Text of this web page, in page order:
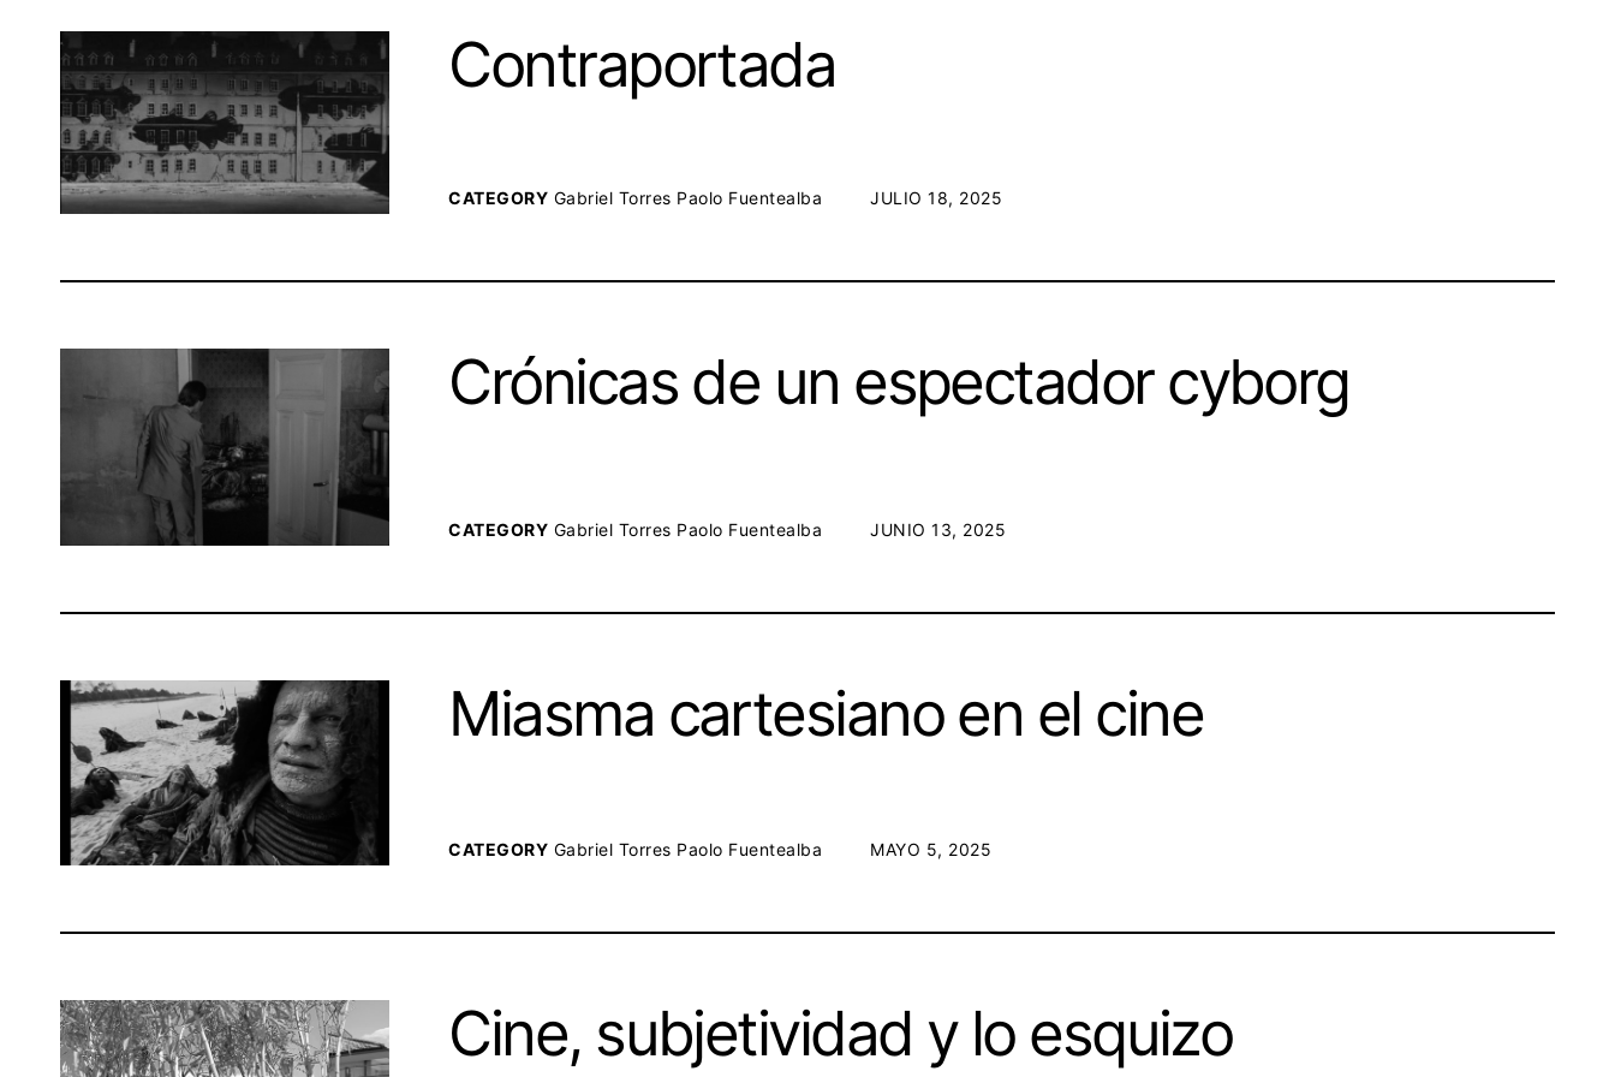
Contraportada
CATEGORY Gabriel Torres Paolo Fuentealba POSTED ON:
JULIO 18, 2025
Crónicas de un espectador cyborg
CATEGORY Gabriel Torres Paolo Fuentealba POSTED ON:
JUNIO 13, 2025
Miasma cartesiano en el cine
CATEGORY Gabriel Torres Paolo Fuentealba POSTED ON:
MAYO 5, 2025
Cine, subjetividad y lo esquizo